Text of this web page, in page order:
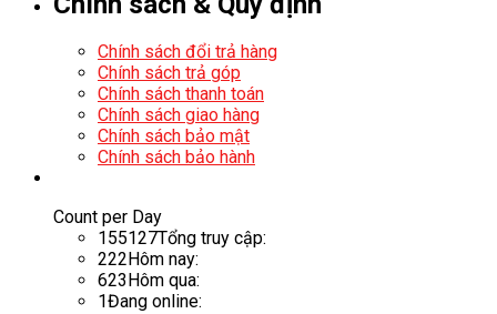
Chính sách đổi trả hàng
Chính sách trả góp
Chính sách thanh toán
Chính sách giao hàng
Chính sách bảo mật
Chính sách bảo hành
Count per Day
155127Tổng truy cập:
222 Hôm nay:
623 Hôm qua:
1Đang online: